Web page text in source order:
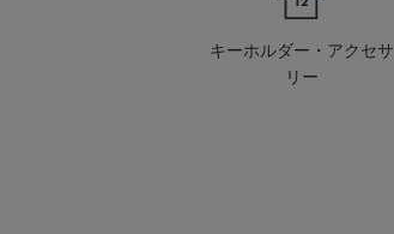
キーホルダー・アクセサ
リー